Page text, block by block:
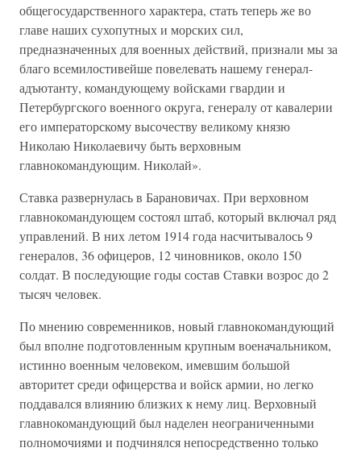
общегосударственного характера, стать теперь же во
главе наших сухопутных и морских сил,
предназначенных для военных действий, признали мы за
благо всемилостивейше повелевать нашему генерал-
адъютанту, командующему войсками гвардии и
Петербургского военного округа, генералу от кавалерии
его императорскому высочеству великому князю
Николаю Николаевичу быть верховным
главнокомандующим. Николай».
Ставка развернулась в Барановичах. При верховном
главнокомандующем состоял штаб, который включал ряд
управлений. В них летом 1914 года насчитывалось 9
генералов, 36 офицеров, 12 чиновников, около 150
солдат. В последующие годы состав Ставки возрос до 2
тысяч человек.
По мнению современников, новый главнокомандующий
был вполне подготовленным крупным военачальником,
истинно военным человеком, имевшим большой
авторитет среди офицерства и войск армии, но легко
поддавался влиянию близких к нему лиц. Верховный
главнокомандующий был наделен неограниченными
полномочиями и подчинялся непосредственно только